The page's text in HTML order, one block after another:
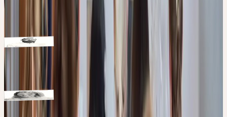
Schwerpunkte: Phytotherapie mit Schwerpunkt auf
anthroposophischer Medizin und Spagyrik, Frauenheilkunde,
Hormonberatungen
Diplom Geograph (Vegetations- und Bodenkunde)
Schwerpunkte: Botanik, Arzneipflanzenanbau und -verarbeitung,
Pflanzenqualität
Apothekerin, Phytotherapeutin, Dozentin